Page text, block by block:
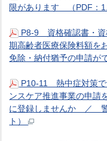
限があります （PDF：
P8-9 資格確認書・
期高齢者医療保険料額
免除・納付猶予の申請が
P10-11 熱中症対策
ンスケア推進事業の申
に登録しませんか ／ 警
ト）